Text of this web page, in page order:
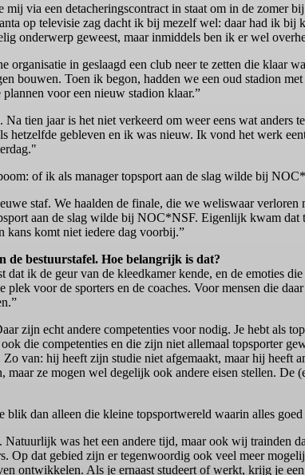
via een detacheringscontract in staat om in de zomer
op televisie zag dacht ik bij mezelf wel: daar had ik bij
onderwerp geweest, maar inmiddels ben ik er wel
in geslaagd een club neer te zetten die klaar
bouwen. Toen ik begon, hadden we een oud stadion met
voor een nieuw stadion klaar.”
tien jaar is het niet verkeerd om weer eens wat anders
hetzelfde gebleven en ik was nieuw. Ik vond het werk
of ik als manager topsport aan de slag wilde bij
staf. We haalden de finale, die we weliswaar verloren
aan de slag wilde bij NOC*NSF. Eigenlijk kwam
kans komt niet iedere dag voorbij.”
de bestuurstafel. Hoe belangrijk is dat?
ik de geur van de kleedkamer kende, en de emoties
voor de sporters en de coaches. Voor mensen die
zijn echt andere competenties voor nodig. Je hebt als
die competenties en die zijn niet allemaal topsporter
van: hij heeft zijn studie niet afgemaakt, maar hij heeft
ze mogen wel degelijk ook andere eisen stellen. De
dan alleen die kleine topsportwereld waarin alles
was het een andere tijd, maar ook wij trainden
Op dat gebied zijn er tegenwoordig ook veel meer
ontwikkelen. Als je ernaast studeert of werkt, krijg je